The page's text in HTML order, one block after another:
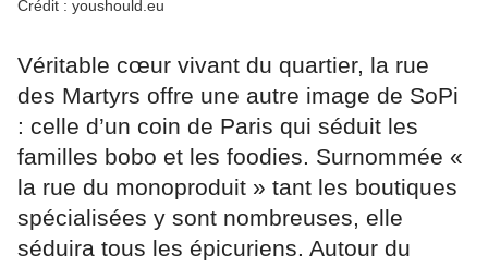
Crédit : youshould.eu
Véritable cœur vivant du quartier, la rue
des Martyrs offre une autre image de SoPi
: celle d’un coin de Paris qui séduit les
familles bobo et les foodies. Surnommée «
la rue du monoproduit » tant les boutiques
spécialisées y sont nombreuses, elle
séduira tous les épicuriens. Autour du